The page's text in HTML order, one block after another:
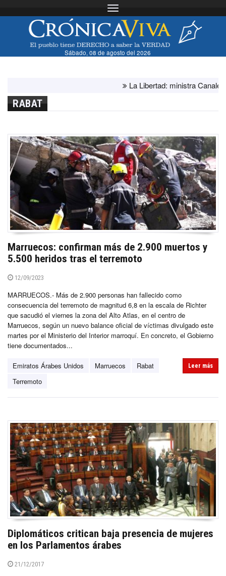
Toggle navigation
Sábado, 08 de agosto del 2026
La Libertad: ministra Canales
RABAT
Marruecos: confirman más de 2.900 muertos y
5.500 heridos tras el terremoto
12/09/2023
MARRUECOS.- Más de 2.900 personas han fallecido como
consecuencia del terremoto de magnitud 6,8 en la escala de Richter
que sacudió el viernes la zona del Alto Atlas, en el centro de
Marruecos, según un nuevo balance oficial de víctimas divulgado este
martes por el Ministerio del Interior marroquí. En concreto, el Gobierno
tiene documentados...
Emiratos Árabes Unidos Marruecos
Rabat
Terremoto
Leer más
Diplomáticos critican baja presencia de mujeres
en los Parlamentos árabes
21/12/2017